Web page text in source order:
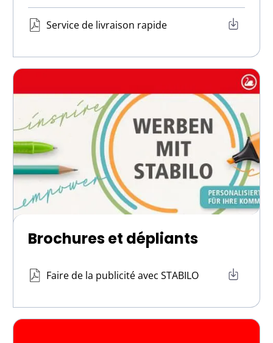
Service de livraison rapide
Brochures et dépliants
Faire de la publicité avec STABILO